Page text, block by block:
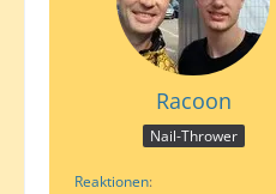
Racoon
Nail-Thrower
Reaktionen